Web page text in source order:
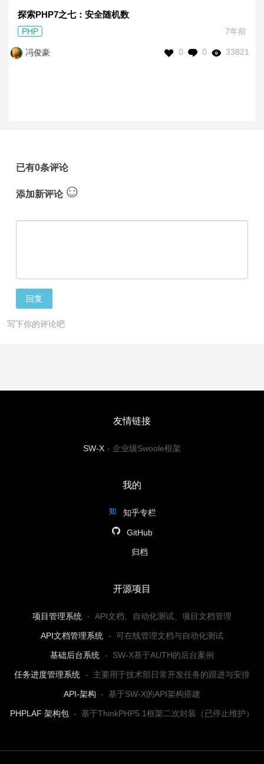
探索PHP7之七：安全随机数
PHP 7年前
冯俊豪 33821
0
0
已有0条评论
添加新评论☺
回复
写下你的评论吧
友情链接
SW-X - 企业级Swoole框架
我的
知乎专栏
GitHub
归档
开源项目
项目管理系统 - API文档、自动化测试、项目文档管理
API文档管理系统 - 可在线管理文档与自动化测试
基础后台系统 - SW-X基于AUTH的后台案例
任务进度管理系统 - 主要用于技术部日常开发任务的跟进与安排
API-架构 - 基于SW-X的API架构搭建
PHPLAF 架构包 - 基于ThinkPHP5.1框架二次封装（已停止维护）